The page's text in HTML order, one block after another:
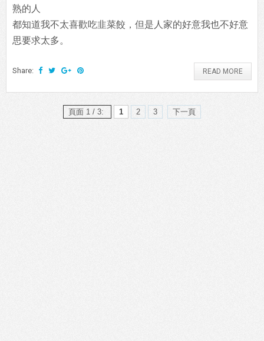
熟的人
都知道我不太喜歡吃韭菜餃，但是人家的好意我也不好意
思要求太多。
Share: READ MORE
頁面 1 / 3: 1 2 3 下一頁